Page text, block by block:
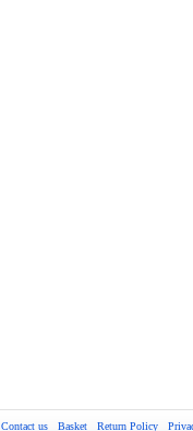
Contact us Basket Return Policy